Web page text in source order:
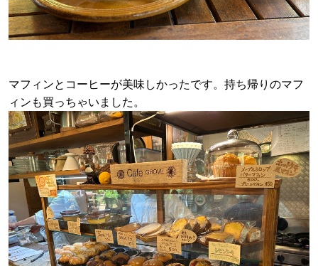
マフィンとコーヒーが美味しかったです。持ち帰りのマフ
ィンも買っちゃいました。